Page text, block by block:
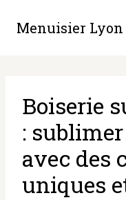
contenu
Menuisier Lyon
Boiserie
:
avec des
uniques